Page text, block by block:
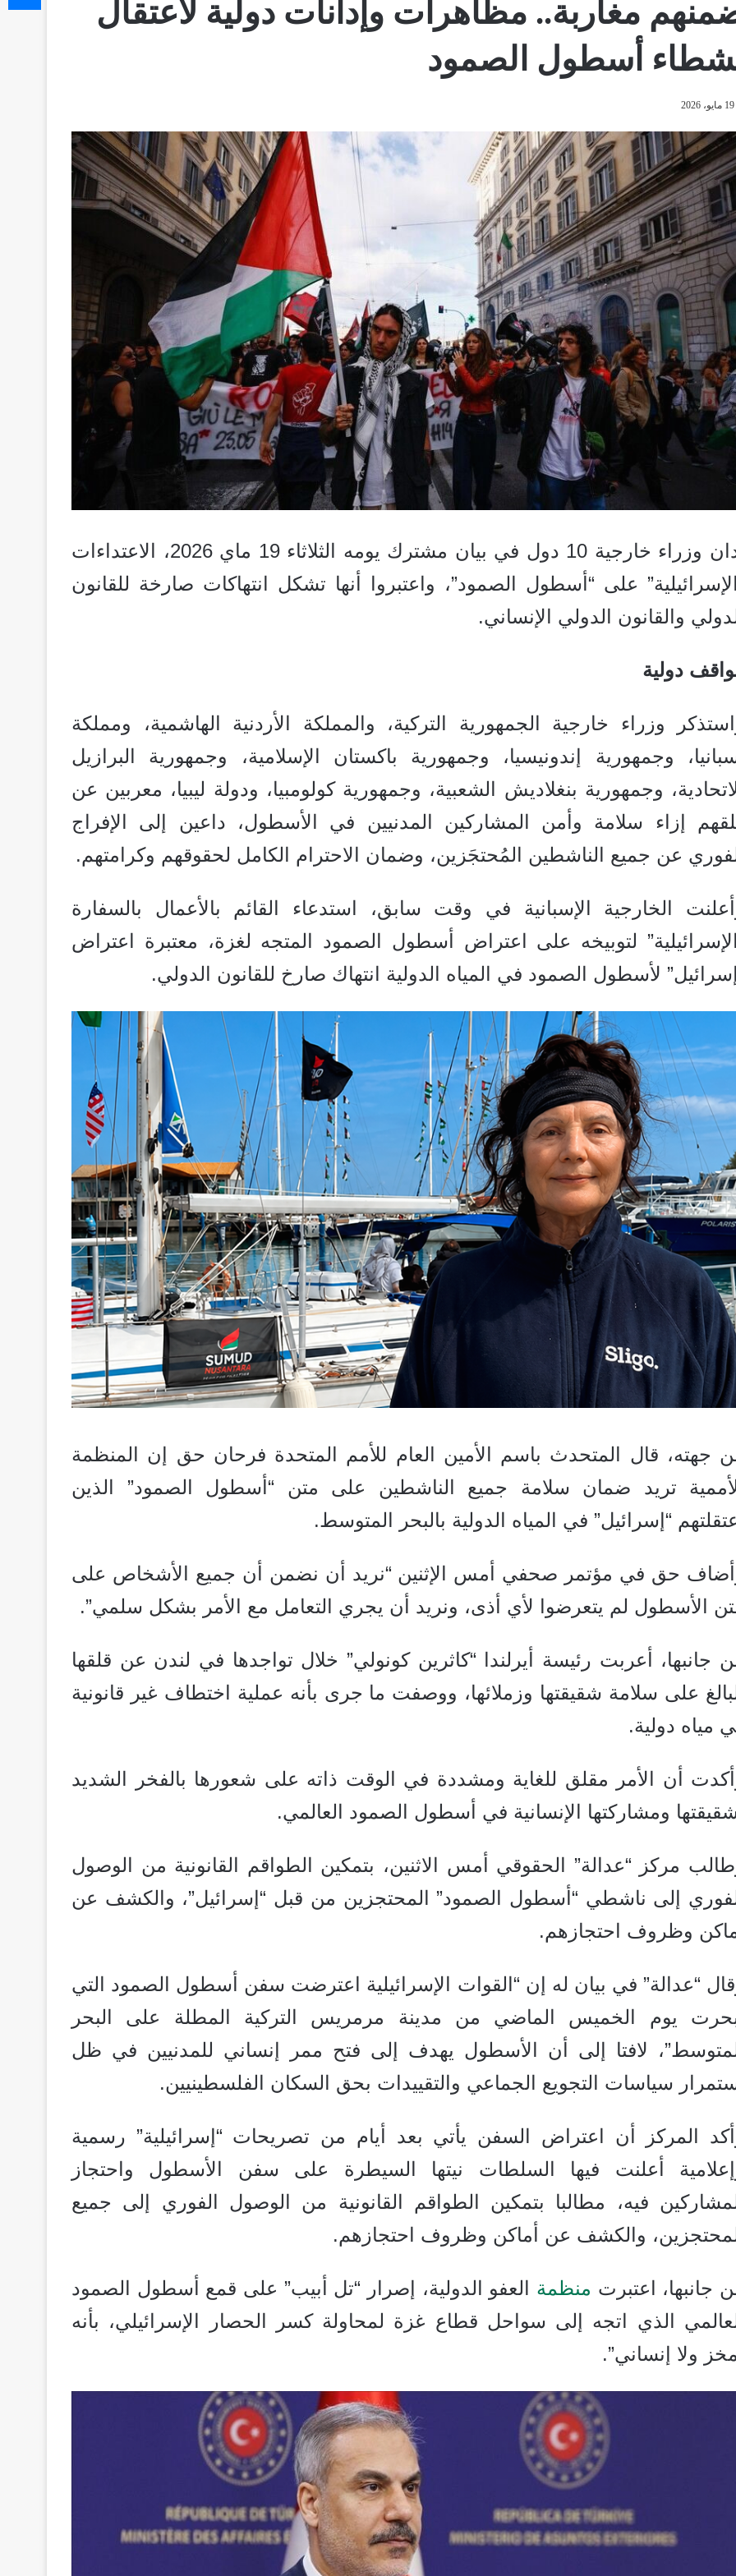
مغاربة.. مظاهرات وإدانات دولية لاعتقال
أسطول الصمود
19 مايو، 2026
أدان وزراء خارجية 10 دول في بيان مشترك يومه الثلاثاء 19 ماي 2026، الاعتداءات
على “أسطول الصمود”، واعتبروا أنها تشكل انتهاكات صارخة للقانون
والقانون الدولي الإنساني.
دولية
وزراء خارجية الجمهورية التركية، والمملكة الأردنية الهاشمية، ومملكة
وجمهورية إندونيسيا، وجمهورية باكستان الإسلامية، وجمهورية البرازيل
وجمهورية بنغلاديش الشعبية، وجمهورية كولومبيا، ودولة ليبيا، معربين عن
إزاء سلامة وأمن المشاركين المدنيين في الأسطول، داعين إلى الإفراج
عن جميع الناشطين المُحتجَزين، وضمان الاحترام الكامل لحقوقهم وكرامتهم.
الخارجية الإسبانية في وقت سابق، استدعاء القائم بالأعمال بالسفارة
لتوبيخه على اعتراض أسطول الصمود المتجه لغزة، معتبرة
اعتراض
لأسطول الصمود في المياه الدولية انتهاك صارخ للقانون الدولي.
جهته، قال المتحدث باسم الأمين العام للأمم المتحدة فرحان حق إن المنظمة
تريد ضمان سلامة جميع الناشطين على متن “أسطول الصمود” الذين
“إسرائيل” في المياه الدولية بالبحر المتوسط.
حق في مؤتمر صحفي أمس الإثنين “نريد أن نضمن أن جميع الأشخاص على
الأسطول لم يتعرضوا لأي أذى، ونريد أن يجري التعامل مع الأمر بشكل سلمي”.
جانبها، أعربت رئيسة أيرلندا “كاثرين كونولي” خلال تواجدها في لندن عن قلقها
على سلامة شقيقتها وزملائها، ووصفت ما جرى بأنه عملية اختطاف غير قانونية
مياه دولية.
أن الأمر مقلق للغاية ومشددة في الوقت ذاته على شعورها بالفخر الشديد
ومشاركتها الإنسانية في أسطول الصمود العالمي.
مركز “عدالة” الحقوقي أمس الاثنين، بتمكين الطواقم القانونية من الوصول
إلى ناشطي “أسطول الصمود” المحتجزين من قبل “إسرائيل”، والكشف عن
وظروف احتجازهم.
“عدالة” في بيان له إن “القوات الإسرائيلية اعترضت سفن أسطول الصمود التي
يوم الخميس الماضي من مدينة مرمريس التركية المطلة على البحر
لافتا إلى أن الأسطول يهدف إلى فتح ممر إنساني للمدنيين في ظل
سياسات التجويع الجماعي والتقييدات بحق السكان الفلسطينيين.
المركز أن اعتراض السفن يأتي بعد أيام من تصريحات “إسرائيلية” رسمية
أعلنت فيها السلطات نيتها السيطرة على سفن الأسطول واحتجاز
فيه، مطالبا بتمكين الطواقم القانونية من الوصول الفوري إلى جميع
والكشف عن أماكن وظروف احتجازهم.
جانبها، اعتبرت منظمة العفو الدولية، إصرار “تل أبيب” على قمع أسطول الصمود
الذي اتجه إلى سواحل قطاع غزة لمحاولة كسر الحصار الإسرائيلي، بأنه
ولا إنساني”.